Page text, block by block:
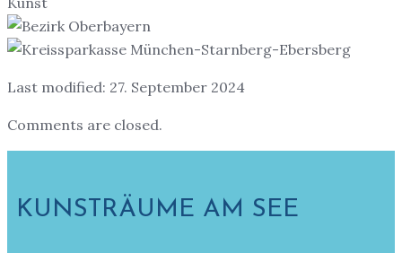
Last modified: 27. September 2024
Comments are closed.
KUNSTRÄUME AM SEE